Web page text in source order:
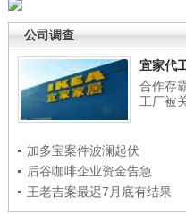
公司调查
宜家代
合作存
工厂被
加多宝案件波澜起伏
后谷咖啡企业资金告急
王老吉案最迟7月底有结果